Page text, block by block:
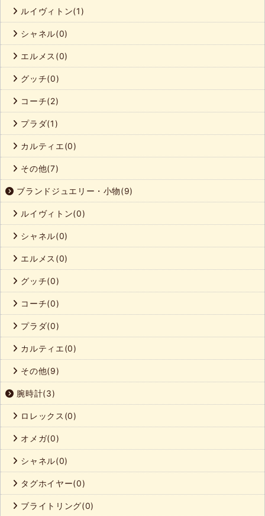
ルイヴィトン(1)
シャネル(0)
エルメス(0)
グッチ(0)
コーチ(2)
プラダ(1)
カルティエ(0)
その他(7)
ブランドジュエリー・小物(9)
ルイヴィトン(0)
シャネル(0)
エルメス(0)
グッチ(0)
コーチ(0)
プラダ(0)
カルティエ(0)
その他(9)
腕時計(3)
ロレックス(0)
オメガ(0)
シャネル(0)
タグホイヤー(0)
ブライトリング(0)